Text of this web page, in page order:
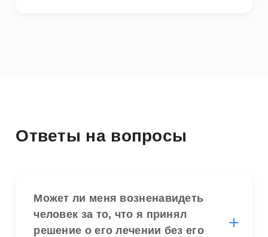
Ответы на вопросы
Может ли меня возненавидеть
человек за то, что я принял
решение о его лечении без его